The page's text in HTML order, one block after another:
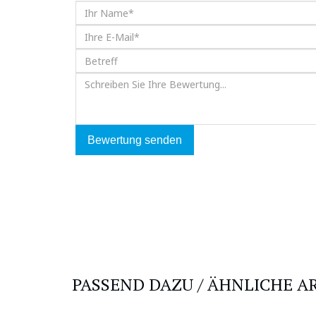
Bewertung senden
PASSEND DAZU / ÄHNLICHE